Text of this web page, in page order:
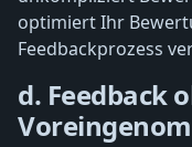
optimiert Ihr
Feedbackprozess
d. Feedback